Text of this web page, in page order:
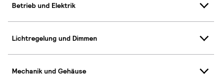
Betrieb und Elektrik
Lichtregelung und Dimmen
Mechanik und Gehäuse